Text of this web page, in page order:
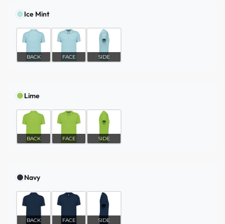
Ice Mint
BACK FACE SIDE
Lime
BACK FACE SIDE
Navy
BACK FACE SIDE